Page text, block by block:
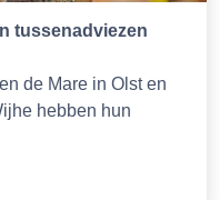
tussenadviezen
de Mare in Olst en
hebben hun